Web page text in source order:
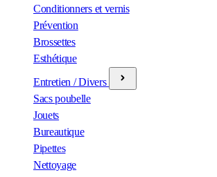
Conditionners et vernis
Prévention
Brossettes
Esthétique
Entretien / Divers
Sacs poubelle
Jouets
Bureautique
Pipettes
Nettoyage